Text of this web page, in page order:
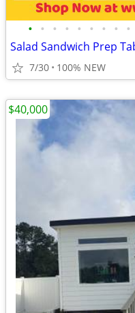
• • • • • • • • •
7/30 100% NEW
$40,000